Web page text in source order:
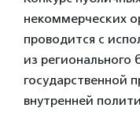
некоммерческих
проводится с
из
государственной
внутренней